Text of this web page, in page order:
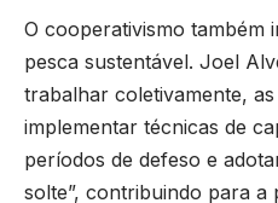
O cooperativismo também
pesca sustentável. Joel
trabalhar coletivamente,
implementar técnicas de
períodos de defeso e
solte”, contribuindo para a